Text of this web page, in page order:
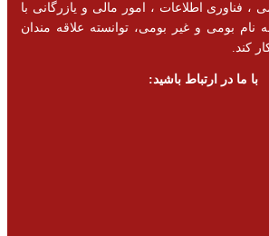
، فناوری اطلاعات ، امور مالی و یازرگانی با
نام بومی و غیر بومی، توانسته علاقه مندان
کند.
با ما در ارتباط باشید: